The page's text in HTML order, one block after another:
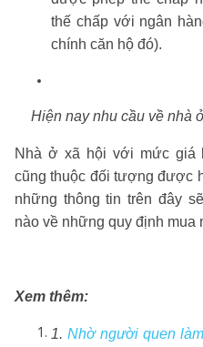
thế chấp với ngân
chính căn hộ đó).
Hiện nay nhu cầu về nhà
Nhà ở xã hội với mức giá
cũng thuộc đối tượng được
những thông tin trên đây
nào về những quy định mua
Xem thêm:
1.Nhờ người quen